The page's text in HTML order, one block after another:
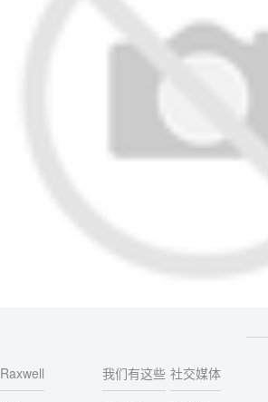
Raxwell 我们有这些 社交媒体